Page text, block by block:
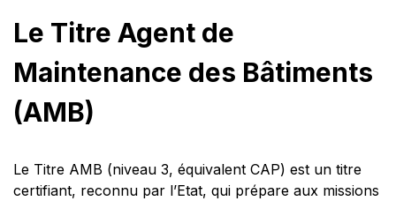
Le Titre Agent de
Maintenance des Bâtiments
(AMB)
Le Titre AMB (niveau 3, équivalent CAP) est un titre
certifiant, reconnu par l’Etat, qui prépare aux missions